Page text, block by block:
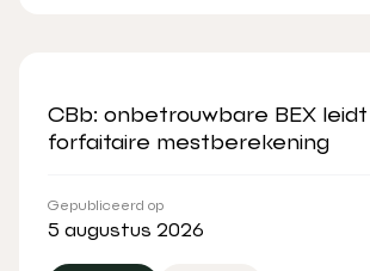
CBb: onbetrouwbare BEX
forfaitaire mestberekening
Gepubliceerd op
5 augustus 2026